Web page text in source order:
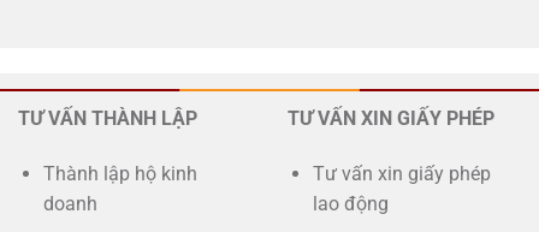
TƯ VẤN THÀNH LẬP
Thành lập hộ kinh
doanh
TƯ VẤN XIN GIẤY PHÉP
Tư vấn xin giấy phép
lao động